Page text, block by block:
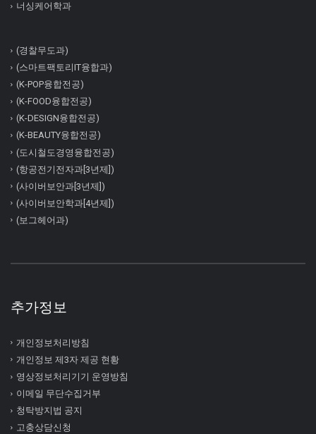
너싱케어학과
(경찰무도과)
(스마트팩토리IT융합과)
(K-POP융합전공)
(K-FOOD융합전공)
(K-DESIGN융합전공)
(K-BEAUTY융합전공)
(도시철도경영융합전공)
(항공전기전자과[3년제])
(사이버보안과[3년제])
(사이버보안학과[4년제])
(보그헤어과)
추가정보
개인정보처리방침
개인정보 제3자 제공 현황
영상정보처리기기 운영방침
이메일 무단수집거부
청탁방지법 공지
고충상담신청